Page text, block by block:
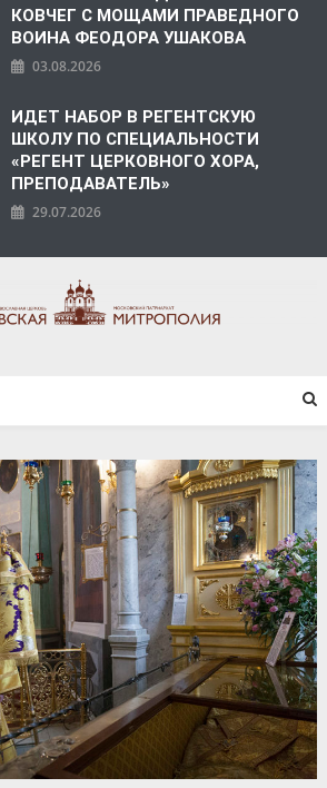
КОВЧЕГ С МОЩАМИ ПРАВЕДНОГО
ВОИНА ФЕОДОРА УШАКОВА
03.08.2026
ИДЕТ НАБОР В РЕГЕНТСКУЮ
ШКОЛУ ПО СПЕЦИАЛЬНОСТИ
«РЕГЕНТ ЦЕРКОВНОГО ХОРА,
ПРЕПОДАВАТЕЛЬ»
29.07.2026